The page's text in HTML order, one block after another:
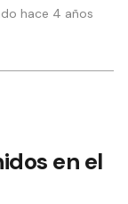
hace 4 años
en el